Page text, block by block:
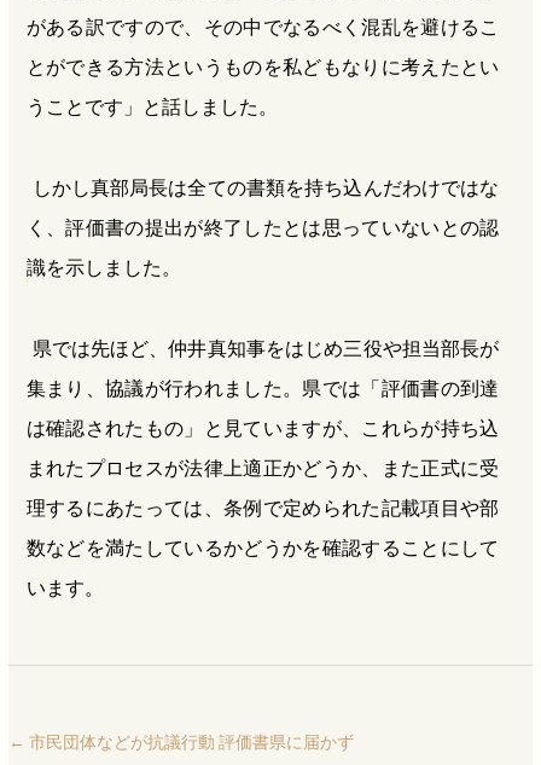
がある訳ですので、その中でなるべく混乱を避けるこ
とができる方法というものを私どもなりに考えたとい
うことです」と話しました。
しかし真部局長は全ての書類を持ち込んだわけではな
く、評価書の提出が終了したとは思っていないとの認
識を示しました。
県では先ほど、仲井真知事をはじめ三役や担当部長が
集まり、協議が行われました。県では「評価書の到達
は確認されたもの」と見ていますが、これらが持ち込
まれたプロセスが法律上適正かどうか、また正式に受
理するにあたっては、条例で定められた記載項目や部
数などを満たしているかどうかを確認することにして
います。
← 市民団体などが抗議行動 評価書県に届かず